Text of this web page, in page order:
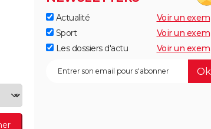
Actualité
Voir un
Sport
Voir un
Les dossiers d'actu
Voir un